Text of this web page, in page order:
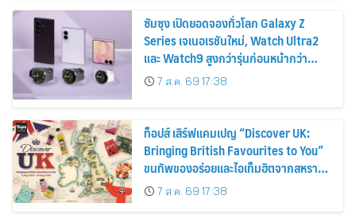
ซัมซุง เปิดยอดจองทั่วโลก Galaxy Z
Series เจเนอเรชันใหม่, Watch Ultra2
และ Watch9 สูงกว่ารุ่นก่อนหน้ากว่า
30%7 ส.ค. 69 17:38
ท็อปส์ เสิร์ฟแคมเปญ “Discover UK:
Bringing British Favourites to You”
ขนทัพของอร่อยและไอเท็มฮิตจากสหราช
อาณาจักร ส่งตรงถึงมือตั้งแต่วันนี้ – 18
สิงหาคมนี้
7 ส.ค. 69 17:38